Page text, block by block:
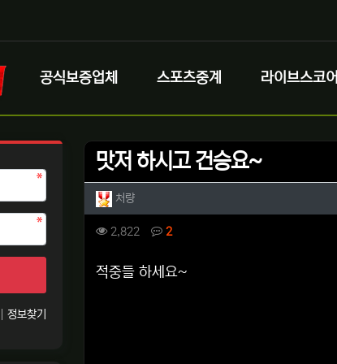
공식보증업체 스포츠중계 라이브스코어
맛저 하시고 건승요~
작성자 정보
처량작성
컨텐츠 정보
2,822 조회 2댓글
본문
적중들 하세요~
정보찾기